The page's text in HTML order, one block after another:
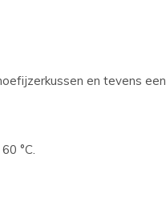
en tevens een
°C.